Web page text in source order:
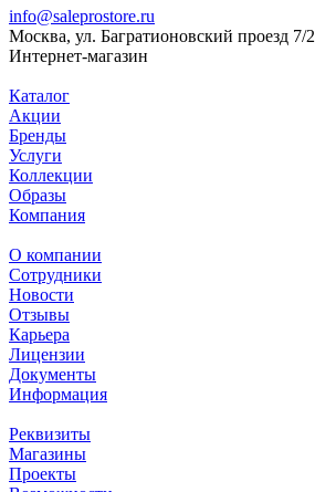
info@saleprostore.ru
Москва, ул. Багратионовский проезд 7/2
Интернет-магазин
Каталог
Акции
Бренды
Услуги
Коллекции
Образы
Компания
О компании
Сотрудники
Новости
Отзывы
Карьера
Лицензии
Документы
Информация
Реквизиты
Магазины
Проекты